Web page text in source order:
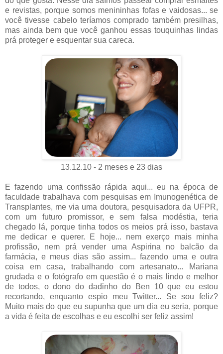
e revistas, porque somos menininhas fofas e vaidosas... se
você tivesse cabelo teríamos comprado também presilhas,
mas ainda bem que você ganhou essas touquinhas lindas
prá proteger e esquentar sua careca.
13.12.10 - 2 meses e 23 dias
E fazendo uma confissão rápida aqui... eu na época de
faculdade trabalhava com pesquisas em Imunogenética de
Transplantes, me via uma doutora, pesquisadora da UFPR,
com um futuro promissor, e sem falsa modéstia, teria
chegado lá, porque tinha todos os meios prá isso, bastava
me dedicar e querer. E hoje... nem exerço mais minha
profissão, nem prá vender uma Aspirina no balcão da
farmácia, e meus dias são assim... fazendo uma e outra
coisa em casa, trabalhando com artesanato... Mariana
grudada e o fotógrafo em questão é o mais lindo e melhor
de todos, o dono do dadinho do Ben 10 que eu estou
recortando, enquanto espio meu Twitter... Se sou feliz?
Muito mais do que eu supunha que um dia eu seria, porque
a vida é feita de escolhas e eu escolhi ser feliz assim!